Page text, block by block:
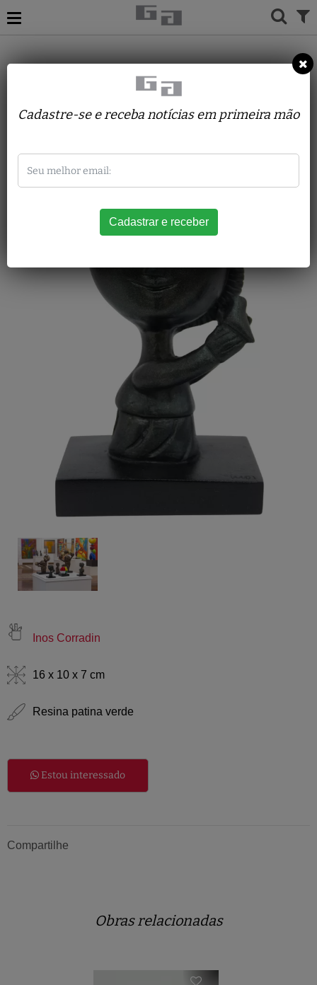
INOS CORRADIN
Menina com pássaro
Inos Corradin
16 x 10 x 7 cm
Resina patina verde
Estou interessado
Compartilhe
Obras relacionadas
Cadastre-se e receba notícias em primeira mão